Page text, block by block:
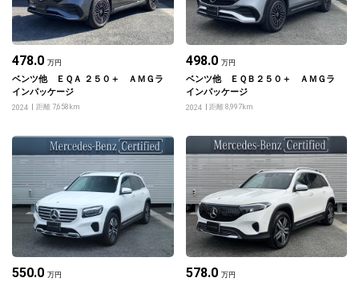
478.0 万円
ベンツ他 ＥＱＡ ２５０＋ ＡＭＧラ
インパッケージ
2024 距離 7,658km
498.0 万円
ベンツ他 ＥＱＢ２５０＋ ＡＭＧラ
インパッケージ
2024 距離 8,997km
550.0 万円 578.0 万円